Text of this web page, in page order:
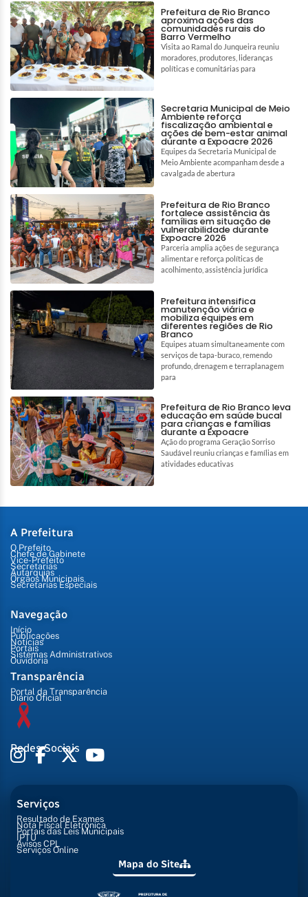
Prefeitura de Rio Branco
aproxima ações das
comunidades rurais do
Barro Vermelho
Visita ao Ramal do Junqueira reuniu
moradores, produtores, lideranças
políticas e comunitárias para
Secretaria Municipal de Meio
Ambiente reforça
fiscalização ambiental e
ações de bem-estar animal
durante a Expoacre 2026
Equipes da Secretaria Municipal de
Meio Ambiente acompanham desde a
cavalgada de abertura
Prefeitura de Rio Branco
fortalece assistência às
famílias em situação de
vulnerabilidade durante
Expoacre 2026
Parceria amplia ações de segurança
alimentar e reforça políticas de
acolhimento, assistência jurídica
Prefeitura intensifica
manutenção viária e
mobiliza equipes em
diferentes regiões de Rio
Branco
Equipes atuam simultaneamente com
serviços de tapa-buraco, remendo
profundo, drenagem e terraplanagem
para
Prefeitura de Rio Branco leva
educação em saúde bucal
para crianças e famílias
durante a Expoacre
Ação do programa Geração Sorriso
Saudável reuniu crianças e famílias em
atividades educativas
A Prefeitura
O Prefeito
Chefe de Gabinete
Vice-Prefeito
Secretarias
Autarquias
Órgãos Municipais
Secretarias Especiais
Navegação
Início
Publicações
Notícias
Portais
Sistemas Administrativos
Ouvidoria
Transparência
Portal da Transparência
Diário Oficial
Redes Sociais
Serviços
Resultado de Exames
Nota Fiscal Eletrônica
Portais das Leis Municipais
IPTU
Avisos CPL
Serviços Online
Mapa do Site